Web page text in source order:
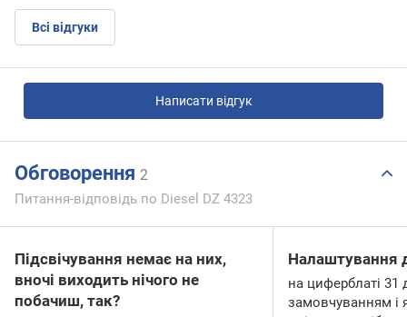
Всі відгуки
Написати відгук
Обговорення 2
Питання-відповідь по Diesel DZ 4323
Підсвічування немає на них,
вночі виходить нічого не
побачиш, так?
Налаштування
на циферблаті 31
замовчуванням і